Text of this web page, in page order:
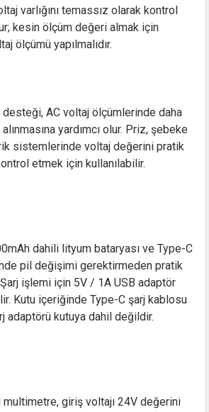
varlığını temassız olarak kontrol
kesin ölçüm değeri almak için
ölçümü yapılmalıdır.
desteği, AC voltaj ölçümlerinde daha
yardımcı olur. Priz, şebeke
sistemlerinde voltaj değerini pratik
etmek için kullanılabilir.
dahili lityum bataryası ve Type-C
pil değişimi gerektirmeden pratik
Şarj işlemi için 5V / 1A USB adaptör
Kutu içeriğinde Type-C şarj kablosu
adaptörü kutuya dahil değildir.
giriş voltajı 24V değerini